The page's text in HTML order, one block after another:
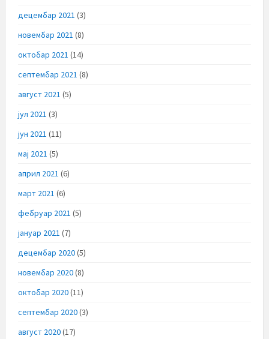
децембар 2021 (3)
новембар 2021 (8)
октобар 2021 (14)
септембар 2021 (8)
август 2021 (5)
јул 2021 (3)
јун 2021 (11)
мај 2021 (5)
април 2021 (6)
март 2021 (6)
фебруар 2021 (5)
јануар 2021 (7)
децембар 2020(5)
новембар 2020(8)
октобар 2020(11)
септембар 2020(3)
август 2020(17)